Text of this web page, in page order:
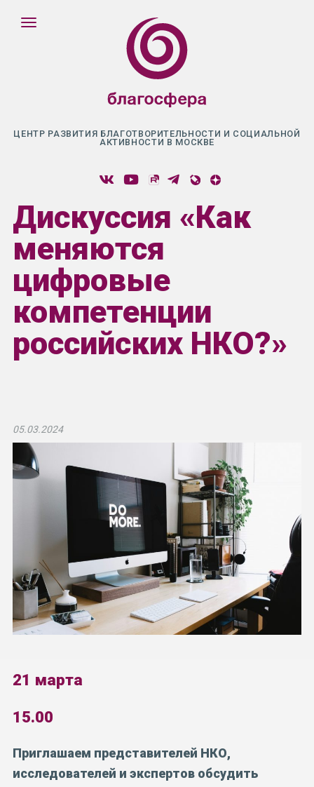
ЦЕНТР РАЗВИТИЯ БЛАГОТВОРИТЕЛЬНОСТИ И СОЦИАЛЬНОЙ
АКТИВНОСТИ В МОСКВЕ
Дискуссия «Как
меняются
цифровые
компетенции
российских НКО?»
05.03.2024
21 марта
15.00
Приглашаем представителей НКО,
исследователей и экспертов обсудить